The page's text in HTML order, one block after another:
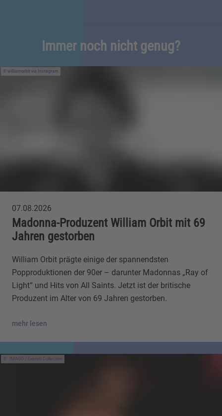
Immer noch nicht genug?
williamorbit via Instagram
07.08.2026
Madonna-Produzent William Orbit mit 69
Jahren gestorben
William Orbit prägte einige der spannendsten
Popproduktionen der 90er – darunter Madonnas „Ray of
Light“ und Hits von All Saints. Jetzt ist der britische
Produzent im Alter von 69 Jahren gestorben.
mehr lesen
IMAGO / Everett Collection